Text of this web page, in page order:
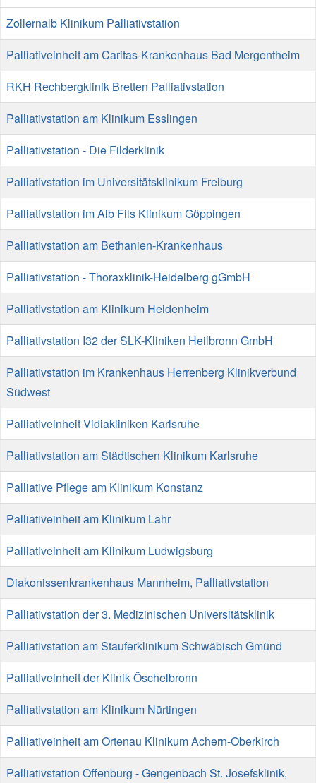
Zollernalb Klinikum Palliativstation
Palliativeinheit am Caritas-Krankenhaus Bad Mergentheim
RKH Rechbergklinik Bretten Palliativstation
Palliativstation am Klinikum Esslingen
Palliativstation - Die Filderklinik
Palliativstation im Universitätsklinikum Freiburg
Palliativstation im Alb Fils Klinikum Göppingen
Palliativstation am Bethanien-Krankenhaus
Palliativstation - Thoraxklinik-Heidelberg gGmbH
Palliativstation am Klinikum Heidenheim
Palliativstation I32 der SLK-Kliniken Heilbronn GmbH
Palliativstation im Krankenhaus Herrenberg Klinikverbund
Südwest
Palliativeinheit Vidiakliniken Karlsruhe
Palliativstation am Städtischen Klinikum Karlsruhe
Palliative Pflege am Klinikum Konstanz
Palliativeinheit am Klinikum Lahr
Palliativeinheit am Klinikum Ludwigsburg
Diakonissenkrankenhaus Mannheim, Palliativstation
Palliativstation der 3. Medizinischen Universitätsklinik
Palliativstation am Stauferklinikum Schwäbisch Gmünd
Palliativeinheit der Klinik Öschelbronn
Palliativstation am Klinikum Nürtingen
Palliativeinheit am Ortenau Klinikum Achern-Oberkirch
Palliativstation Offenburg - Gengenbach St. Josefsklinik,